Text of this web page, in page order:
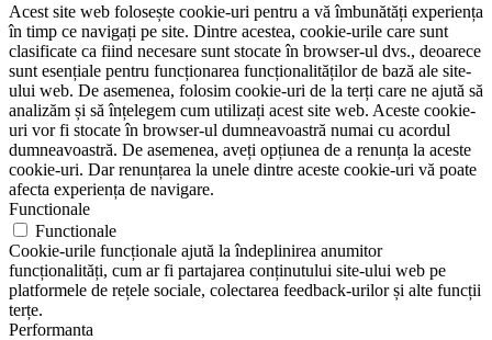
Acest site web folosește cookie-uri pentru a vă îmbunătăți experiența
în timp ce navigați pe site. Dintre acestea, cookie-urile care sunt
clasificate ca fiind necesare sunt stocate în browser-ul dvs., deoarece
sunt esențiale pentru funcționarea funcționalităților de bază ale site-
ului web. De asemenea, folosim cookie-uri de la terți care ne ajută să
analizăm și să înțelegem cum utilizați acest site web. Aceste cookie-
uri vor fi stocate în browser-ul dumneavoastră numai cu acordul
dumneavoastră. De asemenea, aveți opțiunea de a renunța la aceste
cookie-uri. Dar renunțarea la unele dintre aceste cookie-uri vă poate
afecta experiența de navigare.
Functionale
Functionale
Cookie-urile funcționale ajută la îndeplinirea anumitor
funcționalități, cum ar fi partajarea conținutului site-ului web pe
platformele de rețele sociale, colectarea feedback-urilor și alte funcții
terțe.
Performanta